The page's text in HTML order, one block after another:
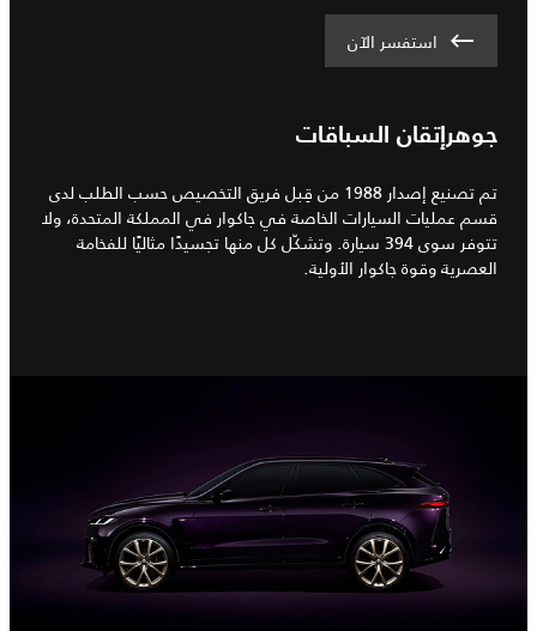
استفسر الآن
جوهرإتقان السباقات
تم تصنيع إصدار 1988 من قِبل فريق التخصيص حسب الطلب لدى
قسم عمليات السيارات الخاصة في جاكوار في المملكة المتحدة، ولا
تتوفر سوى 394 سيارة. وتشكّل كل منها تجسيدًا مثاليًا للفخامة
العصرية وقوة جاكوار الأولية.